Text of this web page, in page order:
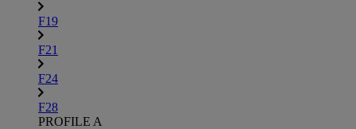
F19
F21
F24
F28
PROFILE A